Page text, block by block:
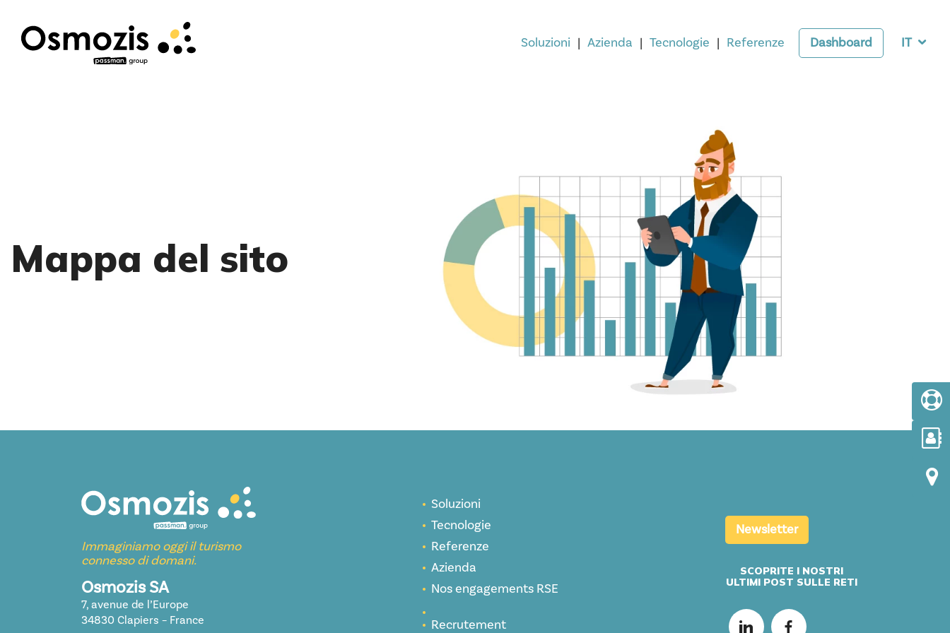
Soluzioni Azienda Tecnologie Referenze Dashboard IT
Mappa del sito
Newsletter
SCOPRITE I NOSTRI
ULTIMI POST SULLE RETI
Immaginiamo oggi il turismo
connesso di domani.
Osmozis SA
7, avenue de l’Europe
34830 Clapiers – France
Soluzioni
Tecnologie
Referenze
Azienda
Nos engagements RSE
Recrutement